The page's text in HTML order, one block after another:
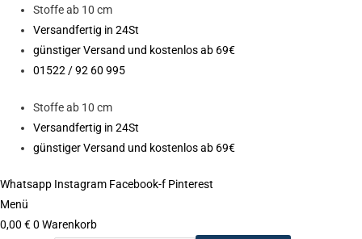
Zum
Inhalt
springen
Stoffe ab 10 cm
Versandfertig in 24St
günstiger Versand und kostenlos ab 69€
01522 / 92 60 995
Stoffe ab 10 cm
Versandfertig in 24St
günstiger Versand und kostenlos ab 69€
Whatsapp Instagram Facebook-f Pinterest
Menü
0,00 €0 Warenkorb